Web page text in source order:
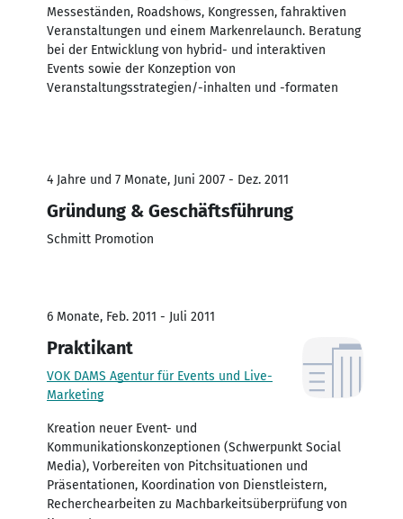
Messeständen, Roadshows, Kongressen, fahraktiven
Veranstaltungen und einem Markenrelaunch. Beratung
bei der Entwicklung von hybrid- und interaktiven
Events sowie der Konzeption von
Veranstaltungsstrategien/-inhalten und -formaten
4 Jahre und 7 Monate, Juni 2007 - Dez. 2011
Gründung & Geschäftsführung
Schmitt Promotion
6 Monate, Feb. 2011 - Juli 2011
Praktikant
VOK DAMS Agentur für Events und Live-
Marketing
Kreation neuer Event- und
Kommunikationskonzeptionen (Schwerpunkt Social
Media), Vorbereiten von Pitchsituationen und
Präsentationen, Koordination von Dienstleistern,
Recherchearbeiten zu Machbarkeitsüberprüfung von